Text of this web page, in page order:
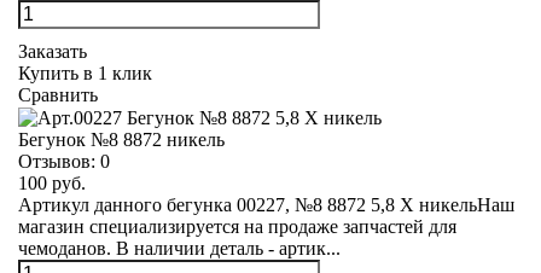
Заказать
Купить в 1 клик
Сравнить
Бегунок №8 8872 никель
Отзывов: 0
100 руб.
Артикул данного бегунка 00227, №8 8872 5,8 Х никельНаш
магазин специализируется на продаже запчастей для
чемоданов. В наличии деталь - артик...